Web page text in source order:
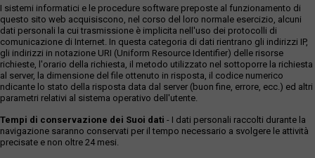
I sistemi informatici e le procedure software preposte al funzionamento di
questo sito web acquisiscono, nel corso del loro normale esercizio, alcuni
dati personali la cui trasmissione è implicita nell'uso dei protocolli di
comunicazione di Internet. In questa categoria di dati rientrano gli indirizzi IP,
gli indirizzi in notazione URI (Uniform Resource Identifier) delle risorse
richieste, l'orario della richiesta, il metodo utilizzato nel sottoporre la richiesta
al server, la dimensione del file ottenuto in risposta, il codice numerico
ndicante lo stato della risposta data dal server (buon fine, errore, ecc.) ed altri
parametri relativi al sistema operativo dell'utente.
Tempi di conservazione dei Suoi dati - I dati personali raccolti durante la
navigazione saranno conservati per il tempo necessario a svolgere le attività
precisate e non oltre 24 mesi.